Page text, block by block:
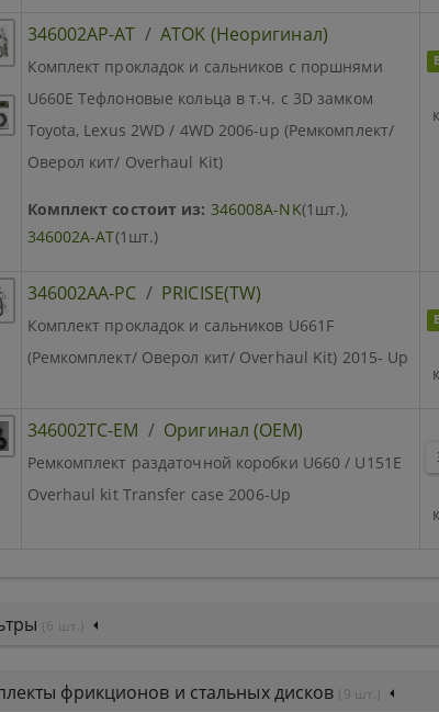
346002AP-AT /ATOK (Неоригинал)
Комплект прокладок и сальников с поршнями
U660E Тефлоновые кольца в т.ч. с 3D замком
Toyota, Lexus 2WD / 4WD 2006-up (Ремкомплект/
Оверол кит/ Overhaul Kit)
Комплект состоит из: 346008A-NK(1шт.),
346002A-AT(1шт.)
346002AA-PC / PRICISE(TW)
Комплект прокладок и сальников U661F
(Ремкомплект/ Оверол кит/ Overhaul Kit) 2015- Up
346002TC-EM / Оригинал (OEM)
Ремкомплект раздаточной коробки U660 / U151E
Overhaul kit Transfer case 2006-Up
(6 шт.)
фрикционов и стальных дисков (9 шт.)